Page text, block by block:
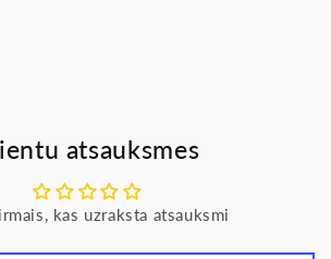
atsauksmes
kas uzraksta atsauksmi